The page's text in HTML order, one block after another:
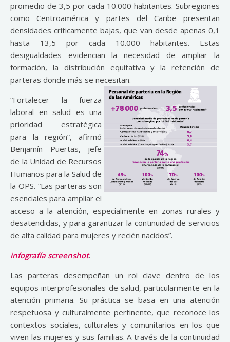
promedio de 3,5 por cada 10.000 habitantes. Subregiones
como Centroamérica y partes del Caribe presentan
densidades críticamente bajas, que van desde apenas 0,1
hasta 13,5 por cada 10.000 habitantes. Estas
desigualdades evidencian la necesidad de ampliar la
formación, la distribución equitativa y la retención de
parteras donde más se necesitan.
“Fortalecer la fuerza
laboral en salud es una
prioridad estratégica
para la región”, afirmó
Benjamín Puertas, jefe
de la Unidad de Recursos
Humanos para la Salud de
la OPS. “Las parteras son
esenciales para ampliar el
acceso a la atención, especialmente en zonas rurales y
desatendidas, y para garantizar la continuidad de servicios
de alta calidad para mujeres y recién nacidos”.
infografía screenshot.
Las parteras desempeñan un rol clave dentro de los
equipos interprofesionales de salud, particularmente en la
atención primaria. Su práctica se basa en una atención
respetuosa y culturalmente pertinente, que reconoce los
contextos sociales, culturales y comunitarios en los que
viven las mujeres y sus familias. A través de la continuidad